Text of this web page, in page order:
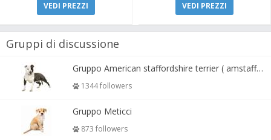
VEDI PREZZI VEDI PREZZI
Gruppi di discussione
Gruppo American staffordshire terrier ( amstaff, amastaff )
1344 followers
Gruppo Meticci
873 followers